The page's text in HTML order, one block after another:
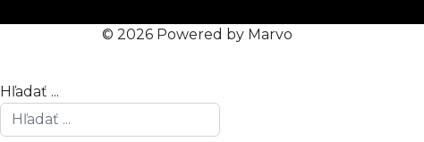
© 2026 Powered by Marvo
Hľadať ...